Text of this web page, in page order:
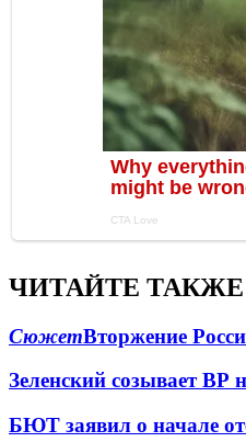
ЧИТАЙТЕ ТАКЖЕ
СюжетВторжение
Зеленский созывает ВР
БЮТ заявил о начале